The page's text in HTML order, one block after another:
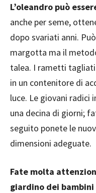
L’oleandro può
anche per seme,
dopo svariati anni.
margotta ma il
talea. I rametti
in un contenitore di
luce. Le giovani radici
una decina di giorni;
seguito ponete le
dimensioni adeguate.
Fate molta
giardino dei